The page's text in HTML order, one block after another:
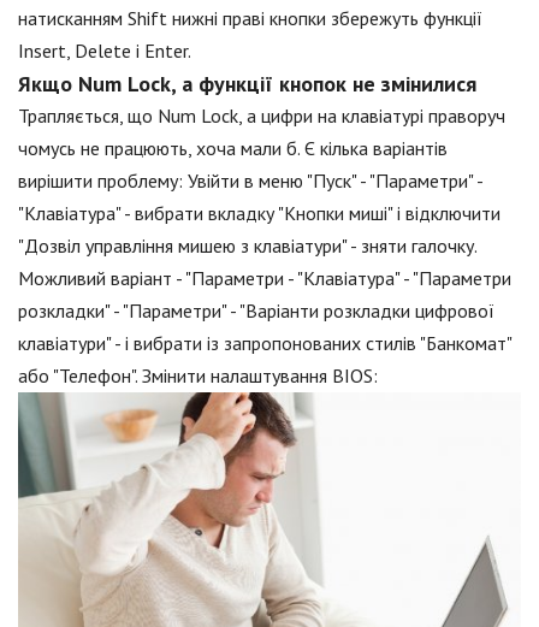
натисканням Shift нижні праві кнопки збережуть функції
Insert, Delete і Enter.
Якщо Num Lock, а функції кнопок не змінилися
Трапляється, що Num Lock, а цифри на клавіатурі праворуч
чомусь не працюють, хоча мали б. Є кілька варіантів
вирішити проблему: Увійти в меню "Пуск" - "Параметри" -
"Клавіатура" - вибрати вкладку "Кнопки миші" і відключити
"Дозвіл управління мишею з клавіатури" - зняти галочку.
Можливий варіант - "Параметри - "Клавіатура" - "Параметри
розкладки" - "Параметри" - "Варіанти розкладки цифрової
клавіатури" - і вибрати із запропонованих стилів "Банкомат"
або "Телефон". Змінити налаштування BIOS: